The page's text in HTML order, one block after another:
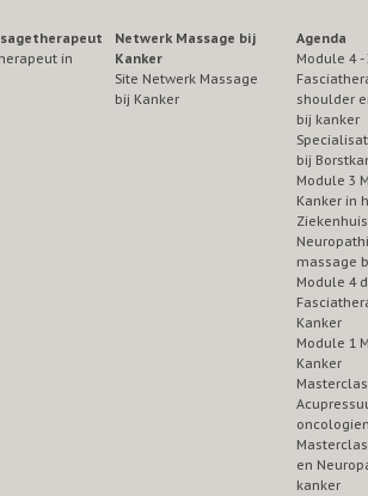
in
Netwerk Massage bij
Kanker
Site Netwerk Massage
bij Kanker
Agenda
Module 4 -
shoulder
bij kanker
bij
Module 3
Kanker in
Ziekenhuis
massage
Module 4
Kanker
Module 1
Kanker
en
kanker